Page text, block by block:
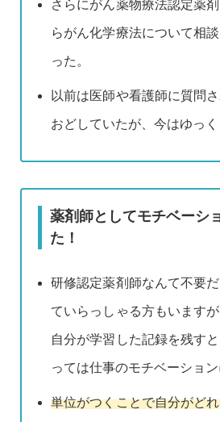
さらにがん薬物療法認定薬
らがん化学療法について相
った。
以前は医師や看護師に質問
おどしていたが、今はゆっく
薬剤師としてモチベーシ
た！
研修認定薬剤師なんて不要
ていらっしゃる方もいます
自分が学習した記録を残す
っては仕事のモチベーション
単位がつくことで自分がど